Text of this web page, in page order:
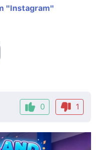
"Instagram"
0 1